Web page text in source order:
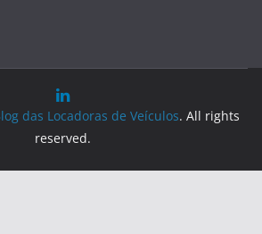
das Locadoras de Veículos. All rights
reserved.